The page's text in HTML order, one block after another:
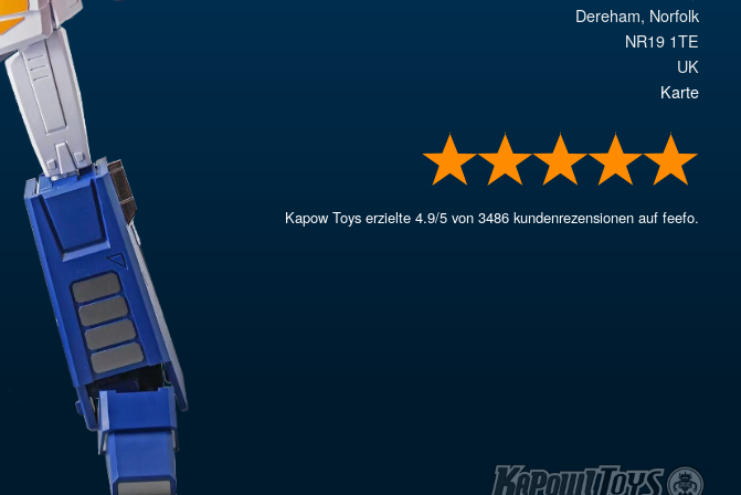
Dereham, Norfolk
NR19 1TE
UK
Karte
Kapow Toys erzielte4.9/5 von3486 kundenrezensionen auf feefo.